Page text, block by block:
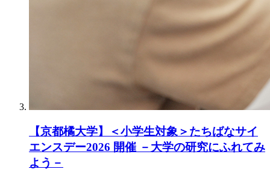
【京都橘大学】＜小学生対象＞たちばなサイ
エンスデー2026 開催 －大学の研究にふれてみ
よう－